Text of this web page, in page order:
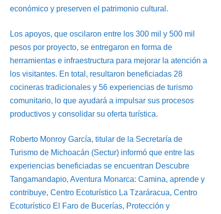
económico y preserven el patrimonio cultural.
Los apoyos, que oscilaron entre los 300 mil y 500 mil
pesos por proyecto, se entregaron en forma de
herramientas e infraestructura para mejorar la atención a
los visitantes. En total, resultaron beneficiadas 28
cocineras tradicionales y 56 experiencias de turismo
comunitario, lo que ayudará a impulsar sus procesos
productivos y consolidar su oferta turística.
Roberto Monroy García, titular de la Secretaría de
Turismo de Michoacán (Sectur) informó que entre las
experiencias beneficiadas se encuentran Descubre
Tangamandapio, Aventura Monarca: Camina, aprende y
contribuye, Centro Ecoturístico La Tzaráracua, Centro
Ecoturístico El Faro de Bucerías, Protección y